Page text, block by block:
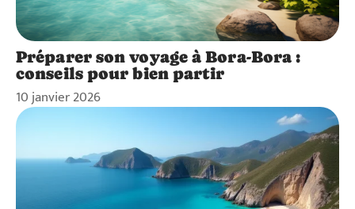
Préparer son voyage à Bora-Bora :
conseils pour bien partir
10 janvier 2026